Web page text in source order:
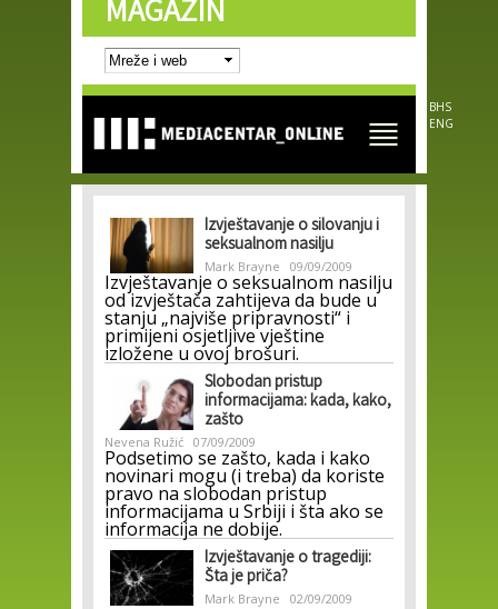
Skip to
main
content
MAGAZIN
BHS
ENG
Izvještavanje o silovanju i
seksualnom nasilju
Mark Brayne 09/09/2009
Izvještavanje o seksualnom nasilju
od izvještača zahtijeva da bude u
stanju „najviše pripravnosti“ i
primijeni osjetljive vještine
izložene u ovoj brošuri.
Slobodan pristup
informacijama: kada, kako,
zašto
Nevena Ružić 07/09/2009
Podsetimo se zašto, kada i kako
novinari mogu (i treba) da koriste
pravo na slobodan pristup
informacijama u Srbiji i šta ako se
informacija ne dobije.
Izvještavanje o tragediji:
Šta je priča?
Mark Brayne 02/09/2009